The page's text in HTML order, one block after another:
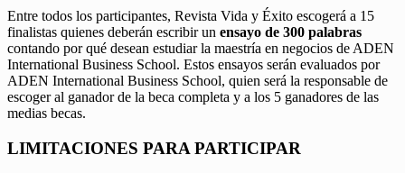
Entre todos los participantes, Revista Vida y Éxito escogerá a 15
finalistas quienes deberán escribir un ensayo de 300 palabras
contando por qué desean estudiar la maestría en negocios de ADEN
International Business School. Estos ensayos serán evaluados por
ADEN International Business School, quien será la responsable de
escoger al ganador de la beca completa y a los 5 ganadores de las
medias becas.
LIMITACIONES PARA PARTICIPAR